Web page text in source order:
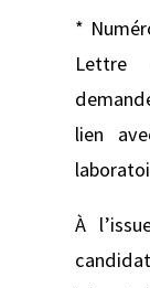
*
Lettre
lien
À